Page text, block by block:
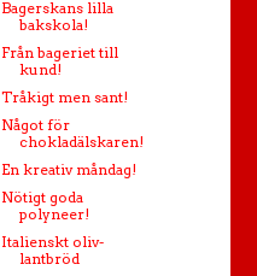
Bagerskans lilla
bakskola!
Från bageriet till
kund!
Tråkigt men sant!
Något för
chokladälskaren!
En kreativ måndag!
Nötigt goda
polyneer!
Italienskt oliv-
lantbröd